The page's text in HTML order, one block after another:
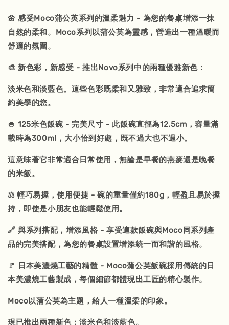
🌼 感受Moco蒲公英系列的溫柔魅力 - 為您的餐桌增添一抹
自然的柔和。Moco系列以蒲公英為靈感，營造出一種溫暖而
舒適的氛圍。
🎨 新色彩，新感受 - 推出Novo系列中的兩種優雅新色：
淡米色和淡藍色。這些色彩既柔和又雅致，非常適合追求簡
約美學的您。
🍚 125米色飯碗 - 完美尺寸 - 此飯碗直徑為12.5cm，容量滿
載時為300ml，大小恰到好處，既不過大也不過小。
這意味著它非常適合日常使用，無論是早餐的燕麥還是晚餐
的米飯。
⚖️ 輕巧易握，使用便捷 - 碗的重量僅約180g，輕盈且易於握
持，即使是小朋友也能輕鬆使用。
🔗 與系列搭配，增添風格 - 享受這款飯碗與Moco同系列產
品的完美搭配，為您的餐桌設置增添統一而和諧的風格。
🚩 日本美濃燒工藝的精髓 - Moco蒲公英飯碗採用傳統的日
本美濃燒工藝製成，每個細節都體現出工匠的精心製作。
Moco以蒲公英為主題，給人一種溫柔的印象。
現已推出兩種新色：淡米色和淡藍色。